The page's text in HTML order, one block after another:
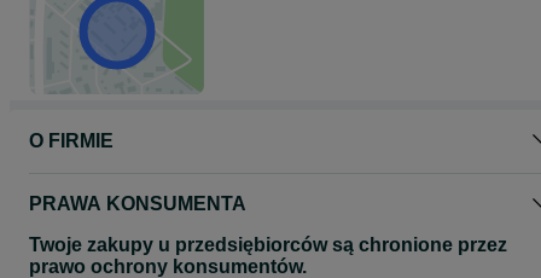
O FIRMIE
PRAWA KONSUMENTA
Twoje zakupy u przedsiębiorców są chronione przez
prawo ochrony konsumentów.